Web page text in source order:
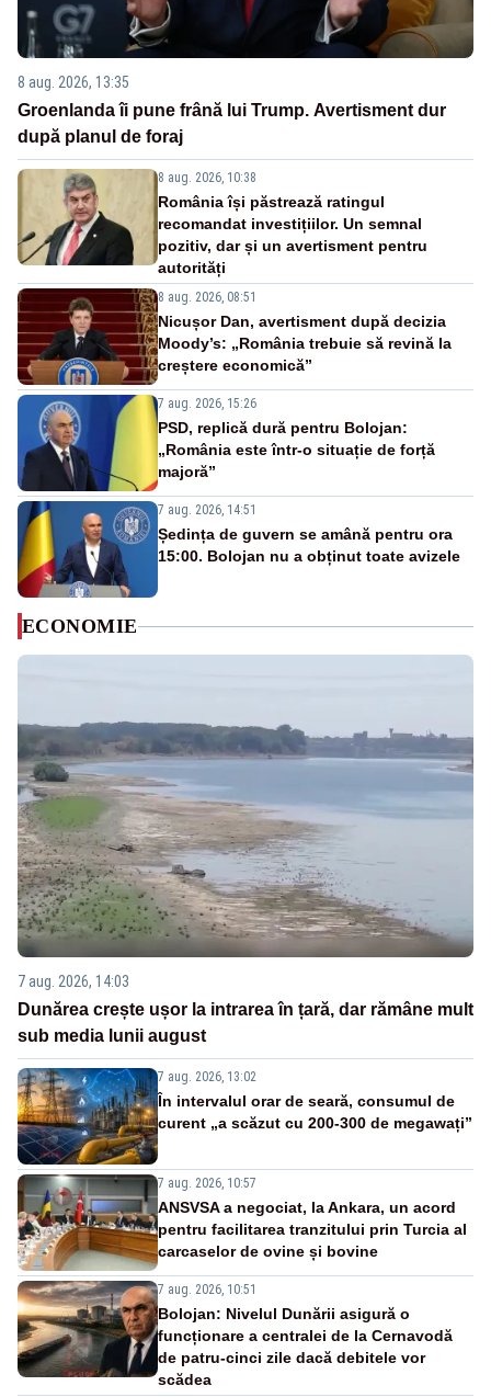
8 aug. 2026, 13:35
Groenlanda îi pune frână lui Trump. Avertisment dur
după planul de foraj
8 aug. 2026, 10:38
România își păstrează ratingul
recomandat investițiilor. Un semnal
pozitiv, dar și un avertisment pentru
autorități
8 aug. 2026, 08:51
Nicușor Dan, avertisment după decizia
Moody’s: „România trebuie să revină la
creștere economică”
7 aug. 2026, 15:26
PSD, replică dură pentru Bolojan:
„România este într-o situație de forță
majoră”
7 aug. 2026, 14:51
Ședința de guvern se amână pentru ora
15:00. Bolojan nu a obținut toate avizele
ECONOMIE
7 aug. 2026, 14:03
Dunărea crește ușor la intrarea în țară, dar rămâne mult
sub media lunii august
7 aug. 2026, 13:02
În intervalul orar de seară, consumul de
curent „a scăzut cu 200-300 de megawați”
7 aug. 2026, 10:57
ANSVSA a negociat, la Ankara, un acord
pentru facilitarea tranzitului prin Turcia al
carcaselor de ovine și bovine
7 aug. 2026, 10:51
Bolojan: Nivelul Dunării asigură o
funcționare a centralei de la Cernavodă
de patru-cinci zile dacă debitele vor
scădea